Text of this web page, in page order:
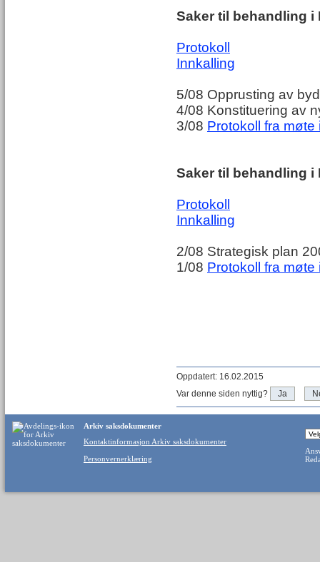
Saker til behandling i
Protokoll
Innkalling
5/08 Opprusting av
4/08 Konstituering av
3/08 Protokoll fra
Saker til behandling i
Protokoll
Innkalling
2/08 Strategisk plan
1/08 Protokoll fra
Oppdatert: 16.02.2015
Var denne siden nyttig?
Ja
Arkiv saksdokumenter
Kontaktinformasjon Arkiv saksdokumenter
Personvernerklæring